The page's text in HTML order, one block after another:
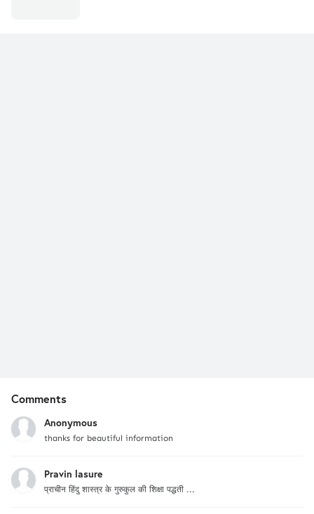
Comments
Anonymous
thanks for beautiful information
Pravin lasure
प्राचीन हिंदु शास्त्र के गुरुकुल की शिक्षा पद्धती ...